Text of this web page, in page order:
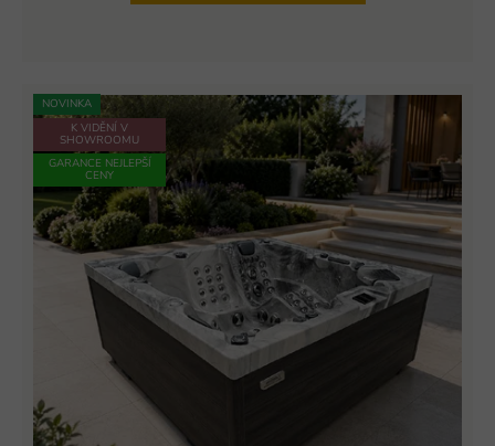
NOVINKA
K VIDĚNÍ V
SHOWROOMU
GARANCE NEJLEPŠÍ
CENY